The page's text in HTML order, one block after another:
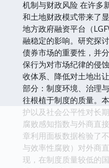
机制与财政风险 在许多
和土地财政模式带来了
地方政府融资平台（
融稳定的影响。研究探
债券市场的重要性，并
保行为对市场纪律的侵
收体系、降低对土地出
部分：制度环境、治理
往根植于制度的质量。
护以及社会公平性对长
腐败感知指数与外商直
章利用面板数据检验了
与效率性腐败）对外商
现，在制度质量较低的